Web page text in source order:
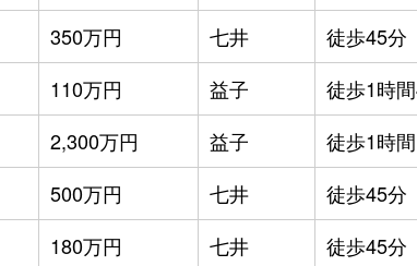
350万円 七井 徒歩45分
110万円 益子 徒歩1時
2,300万円 益子 徒歩1時
500万円 七井 徒歩45分
180万円 七井 徒歩45分